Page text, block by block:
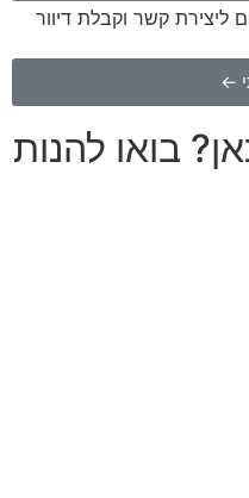
קשר וקבלת דיוור
←
בואו להנות